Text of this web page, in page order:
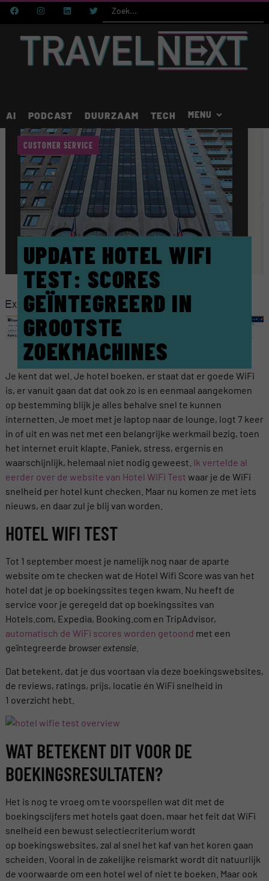
AI PODCAST DUURZAAM TECH
UPDATE HOTEL WIFI
TEST: SCORES
GEÏNTEGREERD IN
GROOTSTE
ZOEKMACHINES
CUSTOMER SERVICE
Je kent dat wel. Je hotel boeken, er staat dat er goede WiFi
is, er vanuit gaan dat dat ook zo is en eenmaal aangekomen
op bestemming blijk je alles behalve snel te kunnen
internetten. Je moet met je laptop naar de lounge, logt 7 keer
in of uit en was net met een belangrijke werkmail bezig, toen
het internet eruit klapte. Paniek, stress, ergernis en
waarschijnlijk, helemaal niet nodig geweest. Ik vertelde al
eerder over de website van Hotel WiFi Test waar je de WiFi
snelheid per hotel kunt checken. Maar nu komen ze met iets
nieuws, en daar zul je blij van worden.
HOTEL WIFI TEST
Tot 1 september moest je namelijk nog naar de aparte
website om te checken wat de Hotel Wifi Score was van het
hotel dat je op boekingssites tegen kwam. Nu heeft de
service voor je geregeld dat op boekingssites van
Hotels.com, Expedia, Booking.com en TripAdvisor,
automatisch de WiFi scores worden getoond met een
geïntegreerde browser extensie.
Dat betekent, dat je dus voortaan via deze boekingswebsites,
de reviews, ratings, prijs, locatie én WiFi snelheid in
1 overzicht hebt.
WAT BETEKENT DIT VOOR DE
BOEKINGSRESULTATEN?
Het is nog te vroeg om te voorspellen wat dit met de
boekingscijfers met hotels gaat doen, maar het feit dat WiFi
snelheid een bewust selectiecriterium wordt
op boekingswebsites, zal al snel het kaf van het koren gaan
scheiden. Vooral in de zakelijke reismarkt wordt dit natuurlijk
de voorwaarde om een hotel wel of niet te boeken. Maar ook